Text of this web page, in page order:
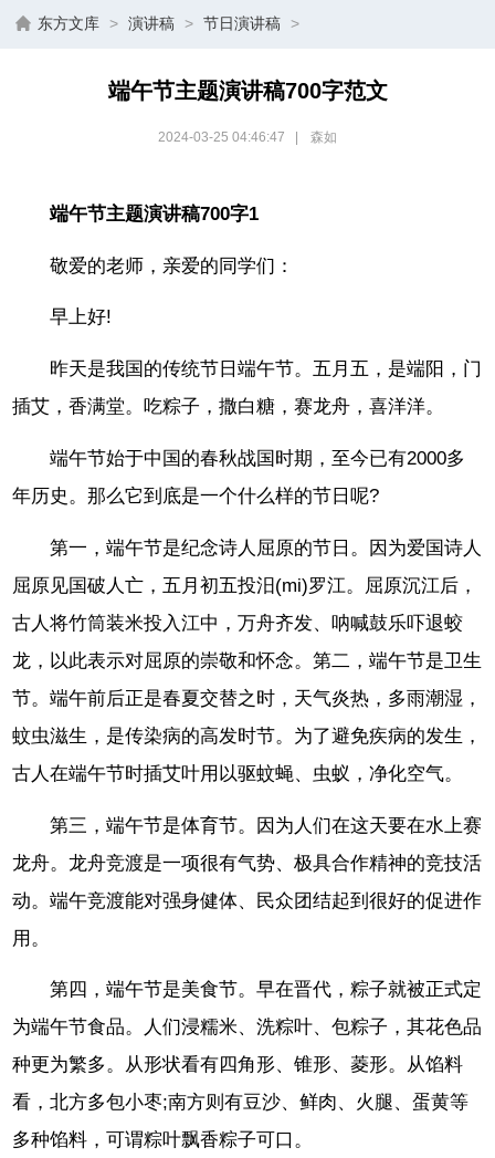
东方文库 > 演讲稿 > 节日演讲稿 >
端午节主题演讲稿700字范文
2024-03-25 04:46:47 森如
端午节主题演讲稿700字1
敬爱的老师，亲爱的同学们：
早上好!
昨天是我国的传统节日端午节。五月五，是端阳，门
插艾，香满堂。吃粽子，撒白糖，赛龙舟，喜洋洋。
端午节始于中国的春秋战国时期，至今已有2000多
年历史。那么它到底是一个什么样的节日呢?
第一，端午节是纪念诗人屈原的节日。因为爱国诗人
屈原见国破人亡，五月初五投汨(mi)罗江。屈原沉江后，
古人将竹筒装米投入江中，万舟齐发、呐喊鼓乐吓退蛟
龙，以此表示对屈原的崇敬和怀念。第二，端午节是卫生
节。端午前后正是春夏交替之时，天气炎热，多雨潮湿，
蚊虫滋生，是传染病的高发时节。为了避免疾病的发生，
古人在端午节时插艾叶用以驱蚊蝇、虫蚁，净化空气。
第三，端午节是体育节。因为人们在这天要在水上赛
龙舟。龙舟竞渡是一项很有气势、极具合作精神的竞技活
动。端午竞渡能对强身健体、民众团结起到很好的促进作
用。
第四，端午节是美食节。早在晋代，粽子就被正式定
为端午节食品。人们浸糯米、洗粽叶、包粽子，其花色品
种更为繁多。从形状看有四角形、锥形、菱形。从馅料
看，北方多包小枣;南方则有豆沙、鲜肉、火腿、蛋黄等
多种馅料，可谓粽叶飘香粽子可口。